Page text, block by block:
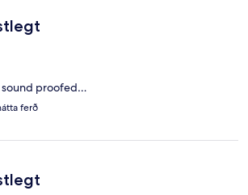
sound proofed…
ferð